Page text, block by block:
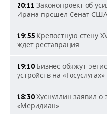
20:11 Законопроект об
Ирана прошел Сенат США
19:55 Крепостную стену
ждет реставрация
19:10 Бизнес обяжут
устройств на «Госуслугах»
18:30 Хуснуллин заявил о
«Меридиан»